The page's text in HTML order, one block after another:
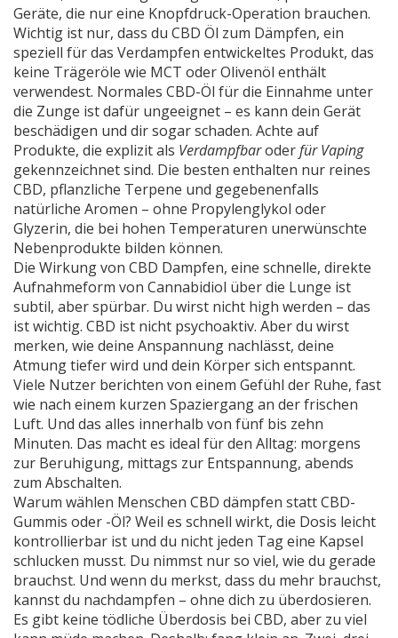
Geräte, die nur eine Knopfdruck-Operation brauchen.
Wichtig ist nur, dass du CBD Öl zum Dämpfen, ein
speziell für das Verdampfen entwickeltes Produkt, das
keine Trägeröle wie MCT oder Olivenöl enthält
verwendest. Normales CBD-Öl für die Einnahme unter
die Zunge ist dafür ungeeignet – es kann dein Gerät
beschädigen und dir sogar schaden. Achte auf
Produkte, die explizit als Verdampfbaroderfür Vaping
gekennzeichnet sind. Die besten enthalten nur reines
CBD, pflanzliche Terpene und gegebenenfalls
natürliche Aromen – ohne Propylenglykol oder
Glyzerin, die bei hohen Temperaturen unerwünschte
Nebenprodukte bilden können.
Die Wirkung von CBD Dampfen, eine schnelle, direkte
Aufnahmeform von Cannabidiol über die Lunge ist
subtil, aber spürbar. Du wirst nicht high werden – das
ist wichtig. CBD ist nicht psychoaktiv. Aber du wirst
merken, wie deine Anspannung nachlässt, deine
Atmung tiefer wird und dein Körper sich entspannt.
Viele Nutzer berichten von einem Gefühl der Ruhe, fast
wie nach einem kurzen Spaziergang an der frischen
Luft. Und das alles innerhalb von fünf bis zehn
Minuten. Das macht es ideal für den Alltag: morgens
zur Beruhigung, mittags zur Entspannung, abends
zum Abschalten.
Warum wählen Menschen CBD dämpfen statt CBD-
Gummis oder -Öl? Weil es schnell wirkt, die Dosis leicht
kontrollierbar ist und du nicht jeden Tag eine Kapsel
schlucken musst. Du nimmst nur so viel, wie du gerade
brauchst. Und wenn du merkst, dass du mehr brauchst,
kannst du nachdampfen – ohne dich zu überdosieren.
Es gibt keine tödliche Überdosis bei CBD, aber zu viel